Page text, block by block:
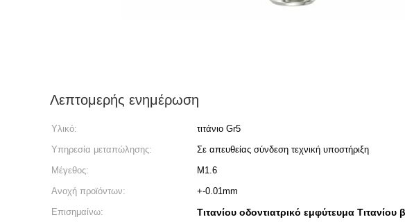
Λεπτομερής ενημέρωση
Υλικό: τιτάνιο Gr5
Υπηρεσία μεταπώλησης:
Σε απευθείας σύνδεση τεχνική υποστήριξη
Μέγεθος:
M1.6
Ανοχή προϊόντων:
+-0.01mm
Επισημαίνω:
Τιτανίου οδοντιατρικό εμφύτευμα Τιτανίου